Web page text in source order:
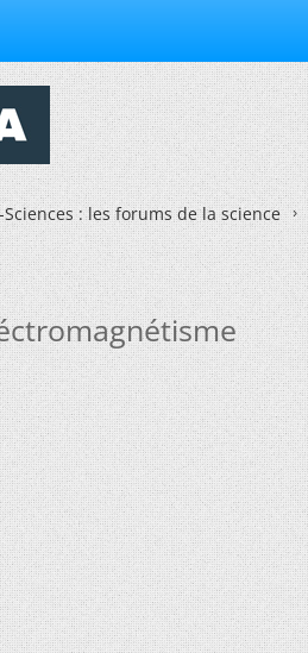
: les forums de la science